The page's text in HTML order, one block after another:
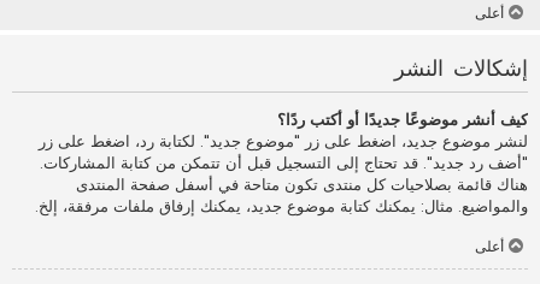
أعلى
إشكالات النشر
كيف أنشر موضوعًا جديدًا أو أكتب ردًا؟
لنشر موضوع جديد، اضغط على زر "موضوع جديد". لكتابة رد، اضغط على زر
"أضف رد جديد". قد تحتاج إلى التسجيل قبل أن تتمكن من كتابة المشاركات.
هناك قائمة بصلاحيات كل منتدى تكون متاحة في أسفل صفحة المنتدى
والمواضيع. مثال: يمكنك كتابة موضوع جديد، يمكنك إرفاق ملفات مرفقة، إلخ.
أعلى